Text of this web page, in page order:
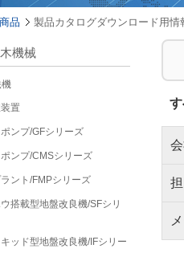
品 製品カタログダウンロード用情
機械
置
ンプ/GFシリーズ
ンプ/CMSシリーズ
ント/FMPシリーズ
搭載型地盤改良機/SFシリ
ッド型地盤改良機/IFシリー